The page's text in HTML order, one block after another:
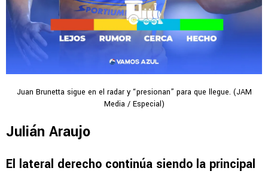
Juan Brunetta sigue en el radar y “presionan” para que llegue. (JAM
Media / Especial)
Julián Araujo
El lateral derecho continúa siendo la principal